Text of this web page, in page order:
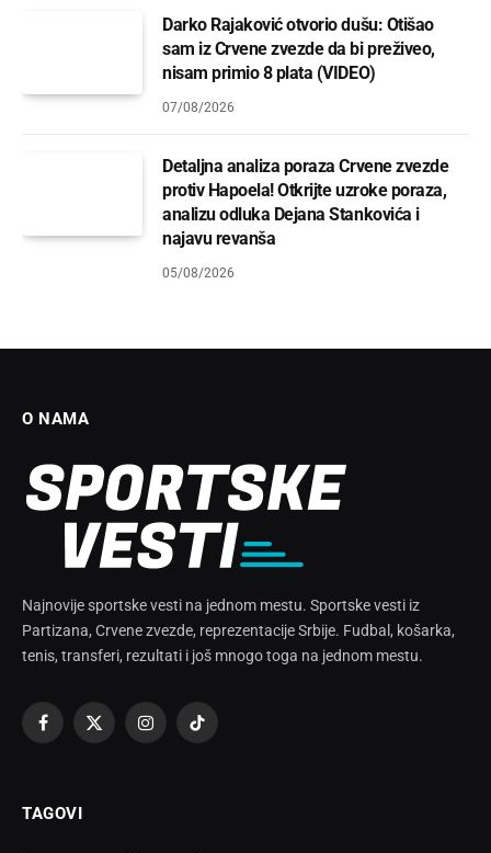
Darko Rajaković otvorio dušu: Otišao
sam iz Crvene zvezde da bi preživeo,
nisam primio 8 plata (VIDEO)
07/08/2026
Detaljna analiza poraza Crvene zvezde
protiv Hapoela! Otkrijte uzroke poraza,
analizu odluka Dejana Stankovića i
najavu revanša
05/08/2026
O NAMA
Najnovije sportske vesti na jednom mestu. Sportske vesti iz
Partizana, Crvene zvezde, reprezentacije Srbije. Fudbal, košarka,
tenis, transferi, rezultati i još mnogo toga na jednom mestu.
Facebook
X
InstagramTikTok
TAGOVI